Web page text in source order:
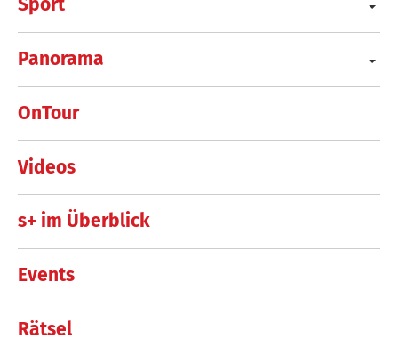
Sport
Panorama
OnTour
Videos
s+ im Überblick
Events
Rätsel